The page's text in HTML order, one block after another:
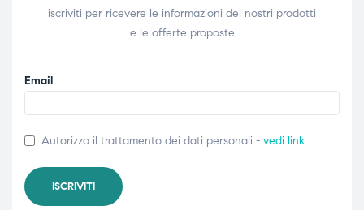
iscriviti per ricevere le informazioni dei nostri prodotti
e le offerte proposte
Email
Autorizzo il trattamento dei dati personali - vedi link